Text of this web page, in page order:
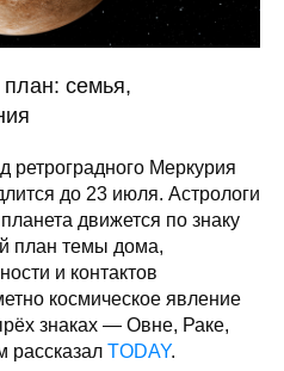
семья,
ретроградного Меркурия
до 23 июля. Астрологи
движется по знаку
план темы дома,
и контактов
космическое явление
знаках — Овне, Раке,
рассказал TODAY.